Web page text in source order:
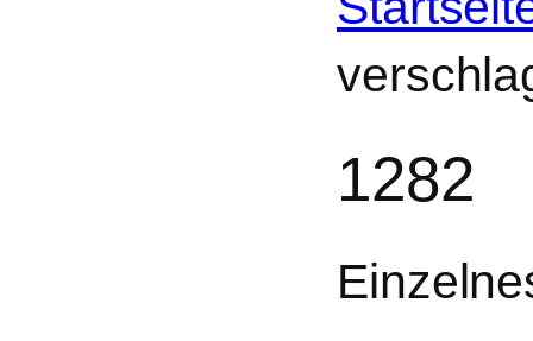
1282